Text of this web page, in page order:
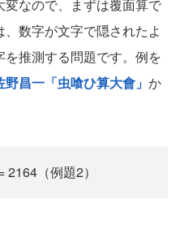
なので、まずは覆面算で
数字が文字で隠されたよ
推測する問題です。例を
野昌一「虫喰ひ算大會」 か
（例題2）